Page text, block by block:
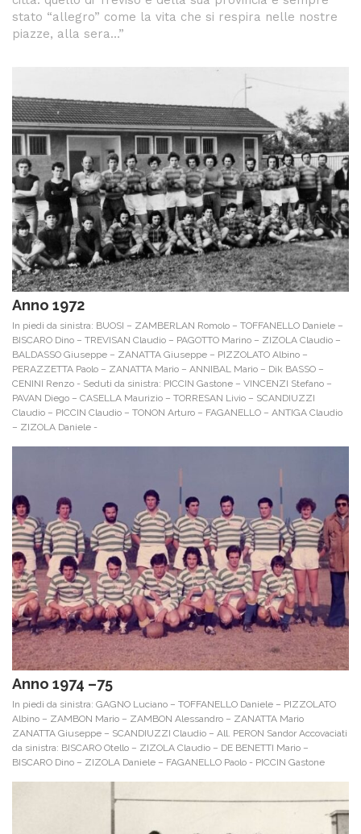
stato “allegro” come la vita che si respira nelle nostre
piazze, alla sera…”
Anno 1972
In piedi da sinistra: BUOSI – ZAMBERLAN Romolo – TOFFANELLO Daniele –
BISCARO Dino – TREVISAN Claudio – PAGOTTO Marino – ZIZOLA Claudio –
BALDASSO Giuseppe – ZANATTA Giuseppe – PIZZOLATO Albino –
PERAZZETTA Paolo – ZANATTA Mario – ANNIBAL Mario – Dik BASSO –
CENINI Renzo - Seduti da sinistra: PICCIN Gastone – VINCENZI Stefano –
PAVAN Diego – CASELLA Maurizio – TORRESAN Livio – SCANDIUZZI
Claudio – PICCIN Claudio – TONON Arturo – FAGANELLO – ANTIGA Claudio
– ZIZOLA Daniele -
Anno 1974 –75
In piedi da sinistra: GAGNO Luciano – TOFFANELLO Daniele – PIZZOLATO
Albino – ZAMBON Mario – ZAMBON Alessandro – ZANATTA Mario
ZANATTA Giuseppe – SCANDIUZZI Claudio – All. PERON Sandor Accovaciati
da sinistra: BISCARO Otello – ZIZOLA Claudio – DE BENETTI Mario –
BISCARO Dino – ZIZOLA Daniele – FAGANELLO Paolo - PICCIN Gastone